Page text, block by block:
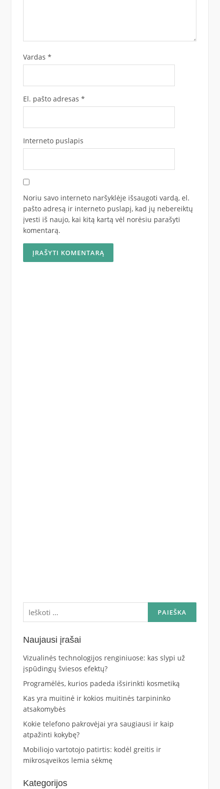
Vardas *
El. pašto adresas *
Interneto puslapis
Noriu savo interneto naršyklėje išsaugoti vardą, el.
pašto adresą ir interneto puslapį, kad jų nebereiktų
įvesti iš naujo, kai kitą kartą vėl norėsiu parašyti
komentarą.
Ieškoti:
Naujausi įrašai
Vizualinės technologijos renginiuose: kas slypi už
įspūdingų šviesos efektų?
Programėlės, kurios padeda išsirinkti kosmetiką
Kas yra muitinė ir kokios muitinės tarpininko
atsakomybės
Kokie telefono pakrovėjai yra saugiausi ir kaip
atpažinti kokybę?
Mobiliojo vartotojo patirtis: kodėl greitis ir
mikrosąveikos lemia sėkmę
Kategorijos